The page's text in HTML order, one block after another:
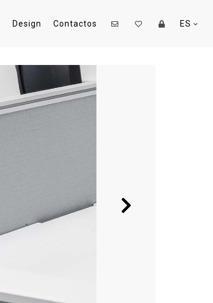
Design Contactos ES